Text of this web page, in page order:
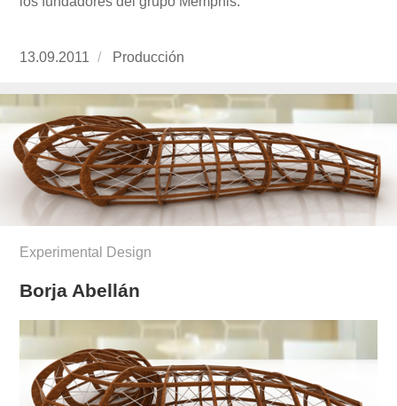
Publicado
13.09.2011 https://www.experimenta.es/author/
Producción
Experimental Design
Borja Abellán